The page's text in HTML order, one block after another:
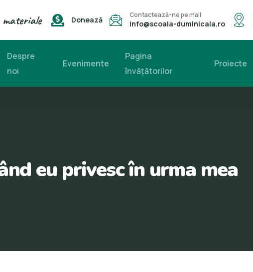
Donează
Contactează-ne pe mail
info@scoala-duminicala.ro
Despre
noi
Evenimente
Pagina
învăţătorilor
Proiecte
eu privesc în urma mea